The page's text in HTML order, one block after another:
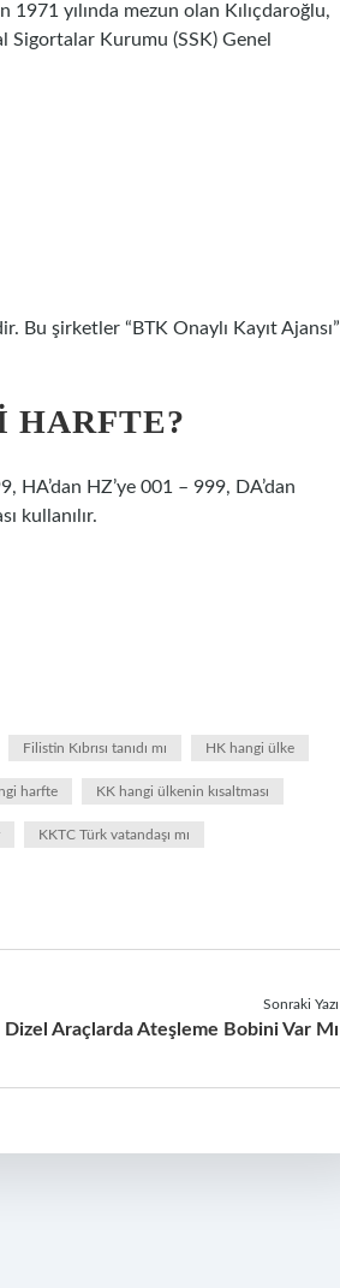
yılında mezun olan Kılıçdaroğlu,
Sigortalar Kurumu (SSK) Genel
Bu şirketler “BTK Onaylı Kayıt Ajansı”
HARFTE?
HA’dan HZ’ye 001 – 999, DA’dan
kullanılır.
Filistin Kıbrısı tanıdı mı HK hangi ülke
harfte KK hangi ülkenin kısaltması
KKTC Türk vatandaşı mı
Sonraki Yazı
Dizel Araçlarda Ateşleme Bobini Var Mı